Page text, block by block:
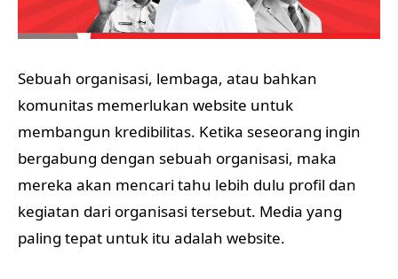
Sebuah organisasi, lembaga, atau bahkan
komunitas memerlukan website untuk
membangun kredibilitas. Ketika seseorang ingin
bergabung dengan sebuah organisasi, maka
mereka akan mencari tahu lebih dulu profil dan
kegiatan dari organisasi tersebut. Media yang
paling tepat untuk itu adalah website.